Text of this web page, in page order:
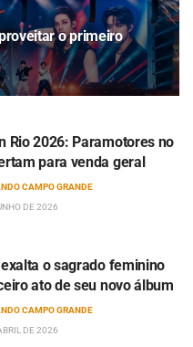
o primeiro
Rio 2026: Paramotores no
para venda geral
CAMPO GRANDE
DE 2026
o sagrado feminino
ato de seu novo álbum
CAMPO GRANDE
DE 2026